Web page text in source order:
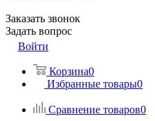
Заказать звонок
Задать вопрос
Войти
Корзина0
Избранные товары0
Сравнение товаров0